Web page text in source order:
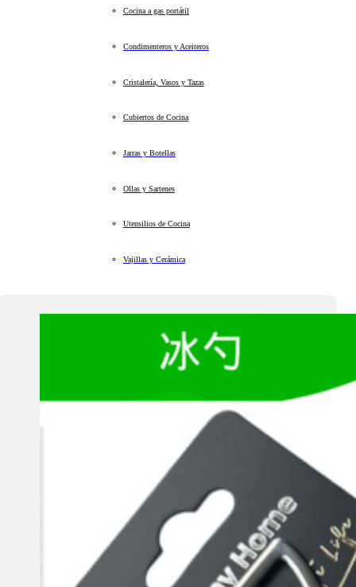
Cocina a gas portátil
Condimenteros y Aceiteros
Cristalería, Vasos y Tazas
Cubiertos de Cocina
Jarras y Botellas
Ollas y Sartenes
Utensilios de Cocina
Vajillas y Cerámica